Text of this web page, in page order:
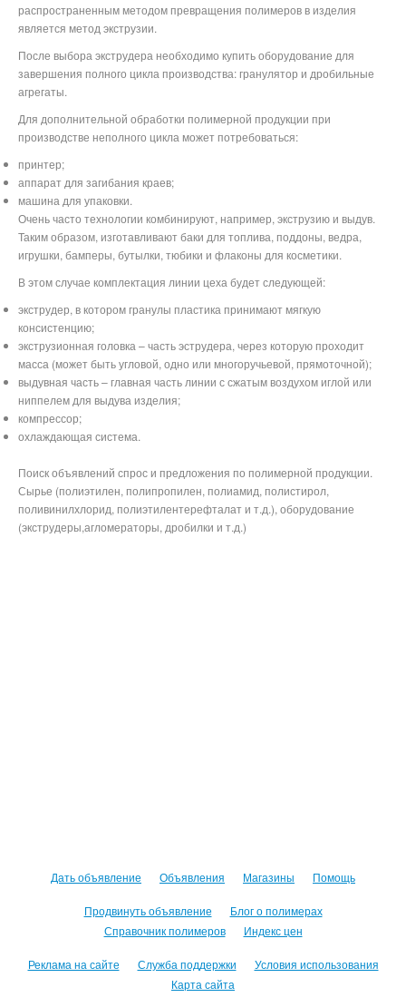
распространенным методом превращения полимеров в изделия
является метод экструзии.
После выбора экструдера необходимо купить оборудование для
завершения полного цикла производства: гранулятор и дробильные
агрегаты.
Для дополнительной обработки полимерной продукции при
производстве неполного цикла может потребоваться:
принтер;
аппарат для загибания краев;
машина для упаковки.
Очень часто технологии комбинируют, например, экструзию и выдув.
Таким образом, изготавливают баки для топлива, поддоны, ведра,
игрушки, бамперы, бутылки, тюбики и флаконы для косметики.
В этом случае комплектация линии цеха будет следующей:
экструдер, в котором гранулы пластика принимают мягкую
консистенцию;
экструзионная головка – часть эструдера, через которую проходит
масса (может быть угловой, одно или многоручьевой, прямоточной);
выдувная часть – главная часть линии с сжатым воздухом иглой или
ниппелем для выдува изделия;
компрессор;
охлаждающая система.
Поиск объявлений спрос и предложения по полимерной продукции.
Сырье (полиэтилен, полипропилен, полиамид, полистирол,
поливинилхлорид, полиэтилентерефталат и т.д.), оборудование
(экструдеры,агломераторы, дробилки и т.д.)
Дать объявление Объявления Магазины Помощь
Продвинуть объявление
Блог о полимерах
Справочник полимеров
Индекс цен
Реклама на сайте Служба поддержки
Условия использования
Карта сайта